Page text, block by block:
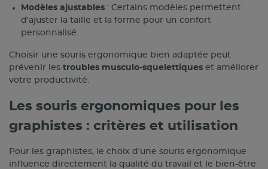
Modèles ajustables : Certains modèles permettent
d'ajuster la taille et la forme pour un confort
personnalisé.
Choisir une souris ergonomique bien adaptée peut
prévenir les troubles musculo-squelettiques et améliorer
votre productivité.
Les souris ergonomiques pour les
graphistes : critères et utilisation
Pour les graphistes, le choix d'une souris ergonomique
influence directement la qualité du travail et le bien-être